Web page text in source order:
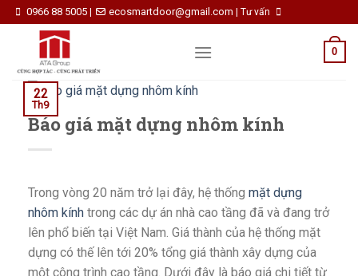
Skip
to
0966 88 5005 | ecosmartdoor@gmail.com | Tư vấn
0
Báo giá mặt dựng nhôm kính
22
Th9
Trong vòng 20 năm trở lại đây, hệ thống mặt dựng
nhôm kính trong các dự án nhà cao tầng đã và đang trở
lên phổ biến tại Việt Nam. Giá thành của hệ thống mặt
dựng có thế lên tới 20% tổng giá thành xây dựng của
một công trình cao tầng. Dưới đây là báo giá chi tiết từ